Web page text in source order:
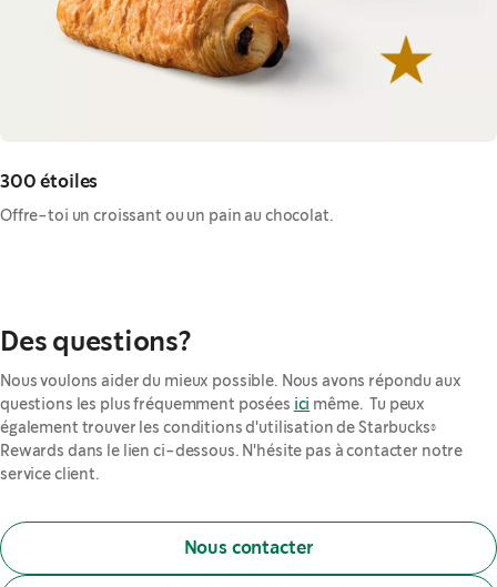
300 étoiles
Offre-toi un croissant ou un pain au chocolat.
Des questions?
Nous voulons aider du mieux possible. Nous avons répondu aux
questions les plus fréquemment posées ici même. Tu peux
également trouver les conditions d'utilisation de Starbucks®
Rewards dans le lien ci-dessous. N'hésite pas à contacter notre
service client.
Nous contacter